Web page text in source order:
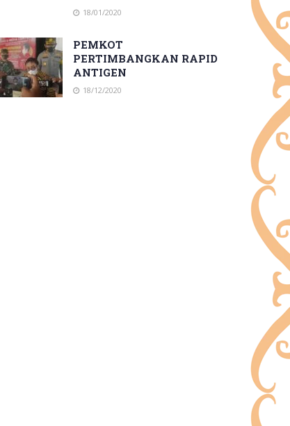
18/01/2020
PEMKOT
PERTIMBANGKAN RAPID
ANTIGEN
18/12/2020